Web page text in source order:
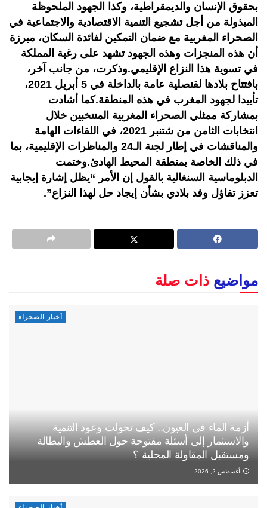
بحقوق الإنسان والديمقراطية، وكذا الجهود الملحوظة
المبذولة من أجل تشجيع التنمية الاقتصادية والاجتماعية في
الصحراء المغربية مع ضمان التمكين لفائدة السكان، مبرزة
أن هذه المنجزات وهذه الجهود تشهد على رغبة المملكة
في تسوية هذا النزاع الإقليمي.وذكرت، من جانب آخر،
بافتتاح بلادها لقنصلية عامة بالداخلة في 5 أبريل 2021،
تأييدا لجهود المغرب في هذه المنطقة.كما أشادت
بمشاركة ممثلي الصحراء المغربية المنتخبين خلال
انتخابات الثامن من شتنبر 2021، في اللقاءات الهامة
والمناقشات في إطار لجنة الـ24 والمناظرات الإقليمية، بما
في ذلك الخاصة بمنطقة المحيط الهادئ.وختمت
الدبلوماسية السنغالية بالقول إن الأمر “يظل إشارة إيجابية
تعزز تفاؤل وفد بلادي بشأن إيجاد حل لهذا النزاع”.
مواضيع ذات صلة
أخبار الصحراء
أزمة الماء في العيون.. كيف تحولت وعود التنمية
والاستثمار إلى أسئلة مفتوحة حول العطش والبطالة
ومستقبل المقاولة المحلية ؟
أغسطس 2, 2026